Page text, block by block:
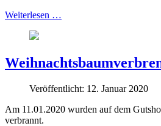
Weiterlesen …
Veröffentlicht: 12. Januar 2020
Am 11.01.2020 wurden auf dem
verbrannt.